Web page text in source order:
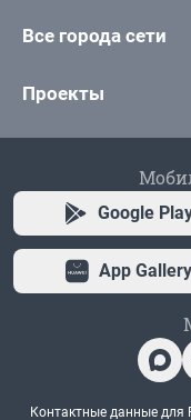
Все города сети
Проекты
Google
App Gallery
Контактные данные для